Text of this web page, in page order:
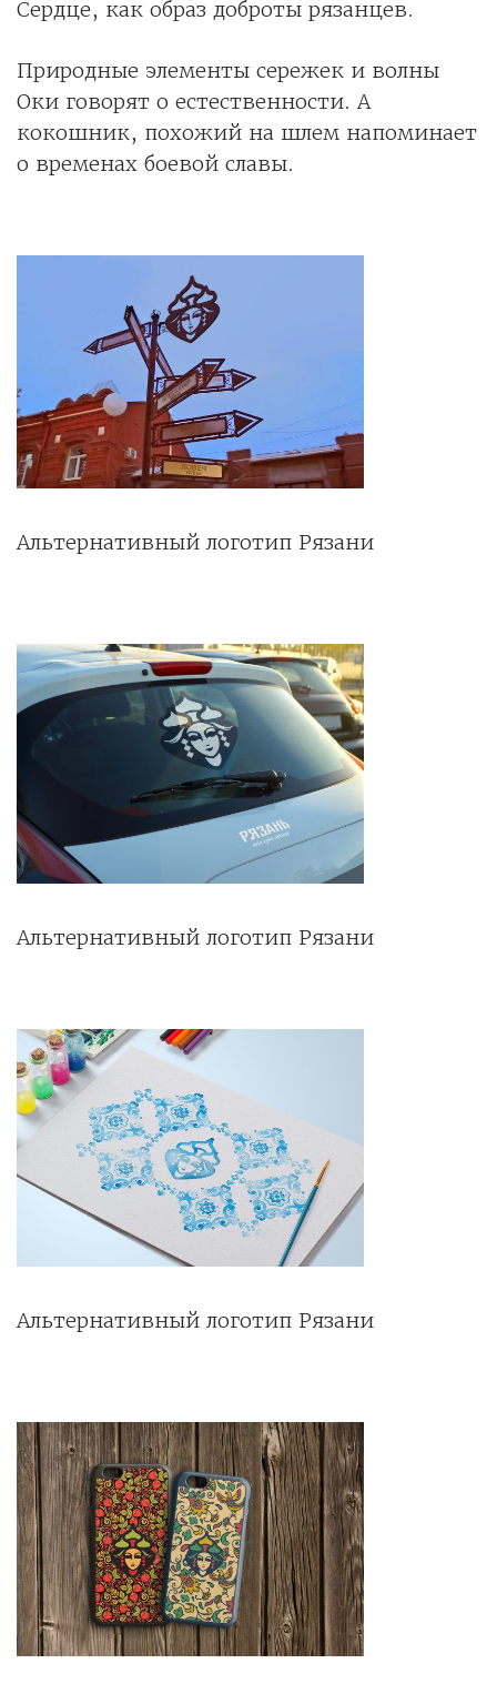
Сердце, как образ доброты рязанцев.
Природные элементы сережек и волны
Оки говорят о естественности. А
кокошник, похожий на шлем напоминает
о временах боевой славы.
Альтернативный логотип Рязани
Альтернативный логотип Рязани
Альтернативный логотип Рязани